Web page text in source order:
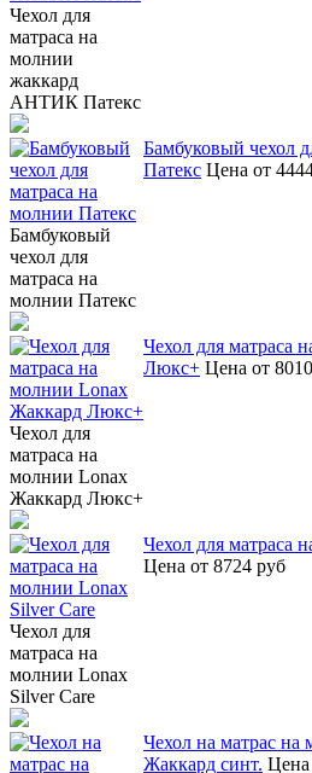
Чехол для
матраса на
молнии
жаккард
АНТИК Патекс
Бамбуковый
чехол для
матраса на
молнии Патекс
Бамбуковый чехол
Патекс Цена от
Чехол для
матраса на
молнии Lonax
Жаккард Люкс+
Чехол для матраса
Люкс+ Цена от
Чехол для
матраса на
молнии Lonax
Silver Care
Чехол для матраса
Цена от 8724 руб
Чехол на матрас на
Жаккард синт. Цена